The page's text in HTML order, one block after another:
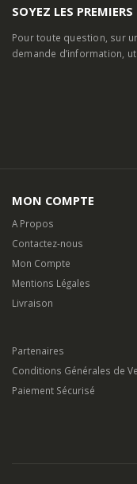
SOYEZ LES
Pour toute question, sur
demande d’information,
MON COMPTE
A Propos
Contactez-nous
Mon Compte
Mentions Légales
Livraison
Partenaires
Conditions Générales de
Paiement Sécurisé